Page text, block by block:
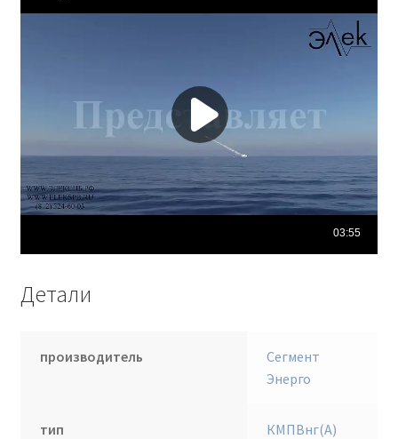
Детали
производитель
Сегмент
Энерго
тип КМПВнг(А)